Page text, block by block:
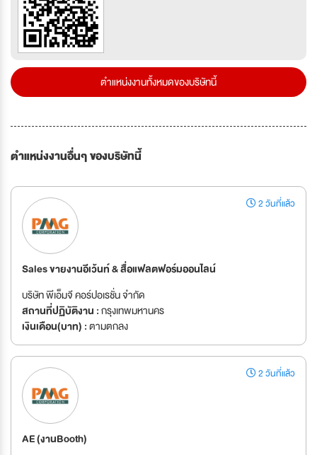
ตำแหน่งงานทั้งหมดของบริษัทนี้
ตำแหน่งงานอื่นๆ ของบริษัทนี้
2 วันที่แล้ว
Sales ขายงานอีเว้นท์ & สื่อแฟลตฟอร์มออนไลน์
บริษัท พีเอ็มจี คอร์ปอเรชั่น จำกัด
สถานที่ปฏิบัติงาน :กรุงเทพมหานคร
เงินเดือน(บาท) :ตามตกลง
2 วันที่แล้ว
AE (งานBooth)